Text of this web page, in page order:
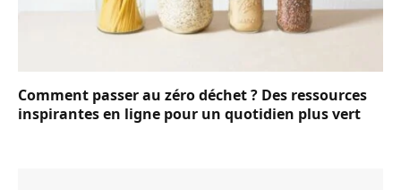
Comment passer au zéro déchet ? Des ressources
inspirantes en ligne pour un quotidien plus vert